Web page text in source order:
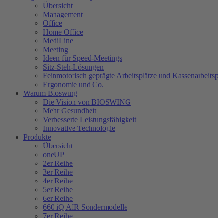
Übersicht
Management
Office
Home Office
MediLine
Meeting
Ideen für Speed-Meetings
Sitz-Steh-Lösungen
Feinmotorisch geprägte Arbeitsplätze und
Ergonomie und Co.
Warum Bioswing
Die Vision von BIOSWING
Mehr Gesundheit
Verbesserte Leistungsfähigkeit
Innovative Technologie
Produkte
Übersicht
oneUP
2er Reihe
3er Reihe
4er Reihe
5er Reihe
6er Reihe
660 iQ AIR Sondermodelle
7er Reihe